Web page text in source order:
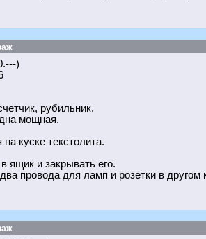
)
рубильник.
мощная.
куске текстолита.
ящик и закрывать его.
провода для ламп и розетки в другом